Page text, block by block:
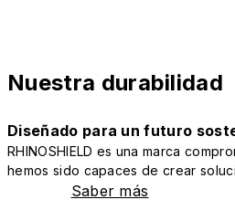
Nuestra durabilidad
Diseñado para un futuro
RHINOSHIELD es una marca
hemos sido capaces de crear
Saber más